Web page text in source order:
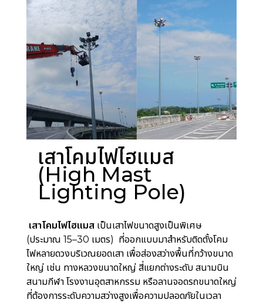
เสาโคมไฟไฮแมส
(High Mast
Lighting Pole)
เสาโคมไฟไฮแมส เป็นเสาไฟขนาดสูงเป็นพิเศษ
(ประมาณ 15–30 เมตร) ที่ออกแบบมาสำหรับติดตั้งโคม
ไฟหลายดวงบริเวณยอดเสา เพื่อส่องสว่างพื้นที่กว้างขนาด
ใหญ่ เช่น ทางหลวงขนาดใหญ่ สี่แยกต่างระดับ สนามบิน
สนามกีฬา โรงงานอุตสาหกรรม หรือลานจอดรถขนาดใหญ่
ที่ต้องการระดับความสว่างสูงเพื่อความปลอดภัยในเวลา